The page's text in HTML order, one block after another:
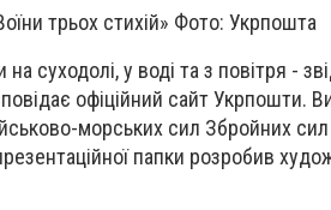
трьох стихій» Фото: Укрпошта
суходолі, у воді та з повітря -
офіційний сайт Укрпошти.
морських сил Збройних
папки розробив